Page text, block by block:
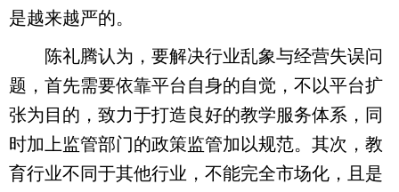
是越来越严的。
陈礼腾认为，要解决行业乱象与经营失误问
题，首先需要依靠平台自身的自觉，不以平台扩
张为目的，致力于打造良好的教学服务体系，同
时加上监管部门的政策监管加以规范。其次，教
育行业不同于其他行业，不能完全市场化，且是